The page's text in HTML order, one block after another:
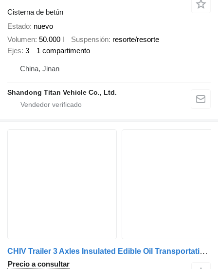
Cisterna de betún
Estado nuevo
Volumen 50.000 l Suspensión resorte/resorte
Ejes 3 1 compartimento
China, Jinan
Shandong Titan Vehicle Co., Ltd.
CHIV Trailer 3 Axles Insulated Edible Oil Transportation Trailer
Precio a consultar